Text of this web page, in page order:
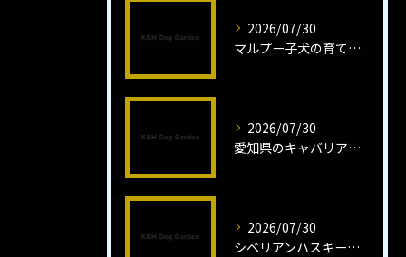
2026/07/30
マルプー子犬の育て方と魅力解説
2026/07/30
愛知県のキャバリア子犬の魅力秘話
2026/07/30
シベリアンハスキー子犬の魅力と飼育法